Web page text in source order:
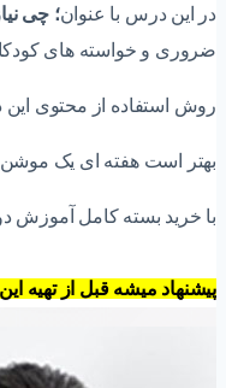
در این درس با عنوان؛ چی
ضروری و خواسته های
روش استفاده از محتوی
بهتر است هفته ای یک موشن (انیمیشن) برای
با خرید بسته کامل آموزش
پیشنهاد میشه قبل از تهیه